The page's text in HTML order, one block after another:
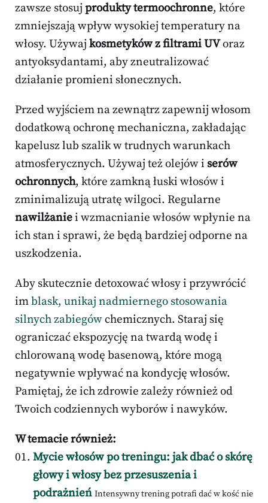
zawsze stosujprodukty termoochronne, które
zmniejszają wpływ wysokiej temperatury na
włosy. Używajkosmetyków z filtrami UVoraz
antyoksydantami, aby zneutralizować
działanie promieni słonecznych.
Przed wyjściem na zewnątrz zapewnij włosom
dodatkową ochronę mechaniczna, zakładając
kapelusz lub szalik w trudnych warunkach
atmosferycznych. Używaj też olejów i serów
ochronnych, które zamkną łuski włosów i
zminimalizują utratę wilgoci. Regularne
nawilżaniei wzmacnianie włosów wpłynie na
ich stan i sprawi, że będą bardziej odporne na
uszkodzenia.
Aby skutecznie detoxować włosy i przywrócić
imblask, unikaj nadmiernego stosowania
silnych zabiegówchemicznych. Staraj się
ograniczać ekspozycję na twardą wodę i
chlorowaną wodę basenową, które mogą
negatywnie wpływać na kondycję włosów.
Pamiętaj, że ich zdrowie zależy również od
Twoich codziennych wyborów i nawyków.
W temacie również:
Mycie włosów po treningu: jak dbać o skórę
głowy i włosy bez przesuszenia i
podrażnień Intensywny trening potrafi dać w kość nie